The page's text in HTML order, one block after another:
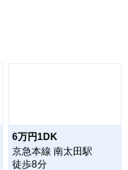
6万円1DK
京急本線 南太田駅
徒歩8分